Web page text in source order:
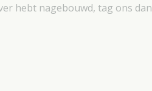
hebt nagebouwd, tag ons dan